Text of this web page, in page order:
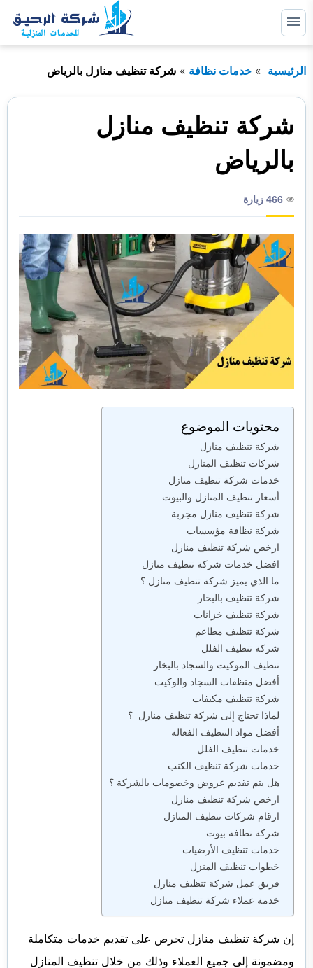
التجاوز
إلى القائمة
عن:
ابحث
خدمات صيانة
خدمات عزل
خدمات مكافحة حشرات
خدمات نظافة
خدمات نقل اثاث
الرئيسية خدمات نظافة شركة تنظيف منازل بالرياض
شركة تنظيف منازل
بالرياض
466 زيارة
محتويات الموضوع
شركة تنظيف منازل
شركات تنظيف المنازل
خدمات شركة تنظيف منازل
أسعار تنظيف المنازل والبيوت
شركة تنظيف منازل مجربة
شركة نظافة مؤسسات
ارخص شركة تنظيف منازل
افضل خدمات شركة تنظيف منازل
ما الذي يميز شركة تنظيف منازل ؟
شركة تنظيف بالبخار
شركة تنظيف خزانات
شركة تنظيف مطاعم
شركة تنظيف الفلل
تنظيف الموكيت والسجاد بالبخار
أفضل منظفات السجاد والوكيت
شركة تنظيف مكيفات
لماذا تحتاج إلى شركة تنظيف منازل ؟
أفضل مواد التنظيف الفعالة
خدمات تنظيف الفلل
خدمات شركة تنظيف الكنب
هل يتم تقديم عروض وخصومات بالشركة ؟
ارخص شركة تنظيف منازل
ارقام شركات تنظيف المنازل
شركة نظافة بيوت
خدمات تنظيف الأرضيات
خطوات تنظيف المنزل
فريق عمل شركة تنظيف منازل
خدمة عملاء شركة تنظيف منازل
إن شركة تنظيف منازل تحرص على تقديم خدمات متكاملة
ومضمونة إلى جميع العملاء وذلك من خلال تنظيف المنازل